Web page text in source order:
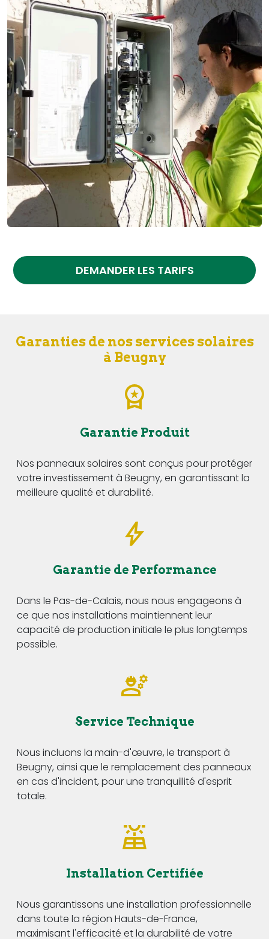
DEMANDER LES TARIFS
Garanties de nos services solaires
à Beugny
Garantie Produit
Nos panneaux solaires sont conçus pour protéger
votre investissement à Beugny, en garantissant la
meilleure qualité et durabilité.
Garantie de Performance
Dans le Pas-de-Calais, nous nous engageons à
ce que nos installations maintiennent leur
capacité de production initiale le plus longtemps
possible.
Service Technique
Nous incluons la main-d'œuvre, le transport à
Beugny, ainsi que le remplacement des panneaux
en cas d'incident, pour une tranquillité d'esprit
totale.
Installation Certifiée
Nous garantissons une installation professionnelle
dans toute la région Hauts-de-France,
maximisant l'efficacité et la durabilité de votre